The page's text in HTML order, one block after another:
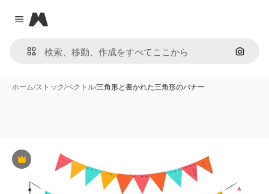
Close menu
Magnific
画像で
ホーム/ストック/ベクトル/三角形と書かれた三角形のバナー
Premium